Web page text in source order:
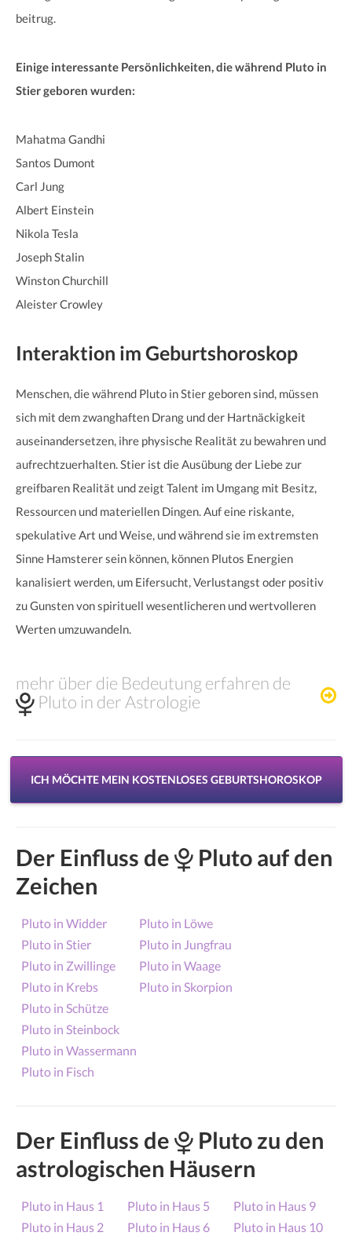
beitrug.
Einige interessante Persönlichkeiten, die während Pluto in
Stier geboren wurden:
Mahatma Gandhi
Santos Dumont
Carl Jung
Albert Einstein
Nikola Tesla
Joseph Stalin
Winston Churchill
Aleister Crowley
Interaktion im Geburtshoroskop
Menschen, die während Pluto in Stier geboren sind, müssen
sich mit dem zwanghaften Drang und der Hartnäckigkeit
auseinandersetzen, ihre physische Realität zu bewahren und
aufrechtzuerhalten. Stier ist die Ausübung der Liebe zur
greifbaren Realität und zeigt Talent im Umgang mit Besitz,
Ressourcen und materiellen Dingen. Auf eine riskante,
spekulative Art und Weise, und während sie im extremsten
Sinne Hamsterer sein können, können Plutos Energien
kanalisiert werden, um Eifersucht, Verlustangst oder positiv
zu Gunsten von spirituell wesentlicheren und wertvolleren
Werten umzuwandeln.
mehr über die Bedeutung erfahren de
Pluto in der Astrologie
ICH MÖCHTE MEIN KOSTENLOSES GEBURTSHOROSKOP
Der Einfluss de
Pluto auf den
Zeichen
Pluto in Widder
Pluto in Stier
Pluto in Zwillinge
Pluto in Krebs
Pluto in Löwe
Pluto in Jungfrau
Pluto in Waage
Pluto in Skorpion
Pluto in Schütze
Pluto in Steinbock
Pluto in Wassermann
Pluto in Fisch
Der Einfluss de
Pluto zu den
astrologischen Häusern
Pluto in Haus 1
Pluto in Haus 2
Pluto in Haus 5
Pluto in Haus 6
Pluto in Haus 9
Pluto in Haus 10